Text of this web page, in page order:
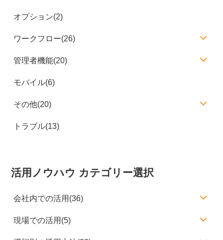
オプション(2)
ワークフロー(26)
管理者機能(20)
モバイル(6)
その他(20)
トラブル(13)
活用ノウハウ カテゴリー選択
会社内での活用(36)
現場での活用(5)